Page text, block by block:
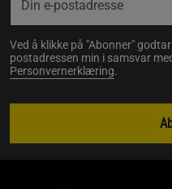
Ved å klikke på "Abonner"
postadressen min i samsvar
Personvernerklæring.